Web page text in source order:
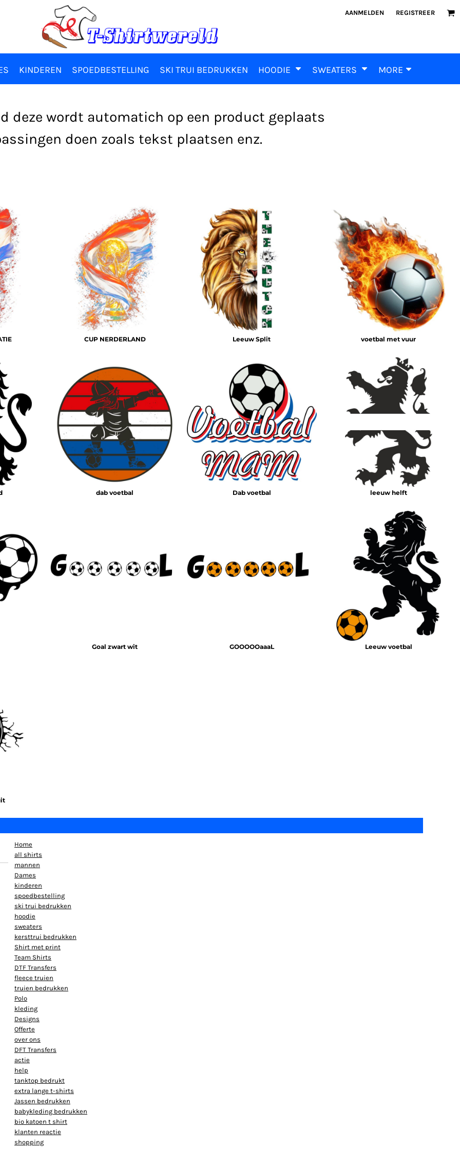
AANMELDEN REGISTREER
KINDEREN SPOEDBESTELLING SKI TRUI BEDRUKKEN HOODIE SWEATERS MORE
deze wordt automatich op een product geplaats
doen zoals tekst plaatsen enz.
CUP NERDERLAND Leeuw Split voetbal met vuur
dab voetbal Dab voetbal leeuw helft
Goal zwart wit GOOOOOaaaL Leeuw voetbal
Home
all shirts
mannen
Dames
kinderen
spoedbestelling
ski trui bedrukken
hoodie
sweaters
kersttrui bedrukken
Shirt met print
Team Shirts
DTF Transfers
fleece truien
truien bedrukken
Polo
kleding
Designs
Offerte
over ons
DFT Transfers
actie
help
tanktop bedrukt
extra lange t-shirts
Jassen bedrukken
babykleding bedrukken
bio katoen t shirt
klanten reactie
shopping